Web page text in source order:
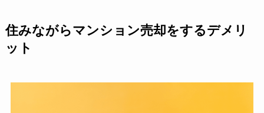
住みながらマンション売却をするデメリ
ット